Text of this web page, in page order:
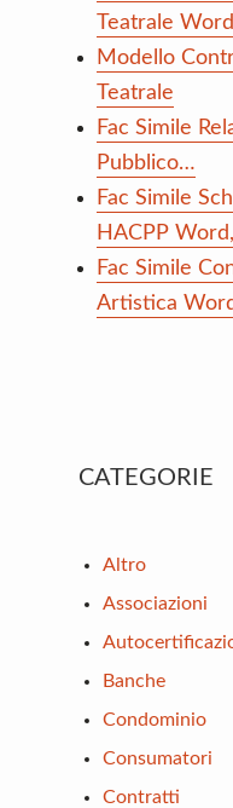
Teatrale
Modello
Teatrale
Fac Simile
Pubblico…
Fac Simile
HACPP
Fac Simile
Artistica
Primary
CATEGORIE
Altro
Associazioni
Banche
Condominio
Consumatori
Contratti